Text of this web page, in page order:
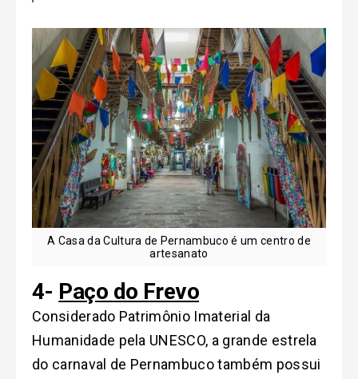
A Casa da Cultura de Pernambuco é um centro de
artesanato
4- Paço do Frevo
Considerado Patrimônio Imaterial da
Humanidade pela UNESCO, a grande estrela
do carnaval de Pernambuco também possui